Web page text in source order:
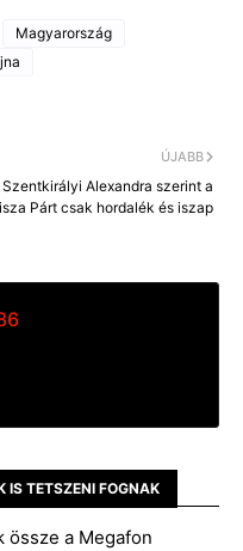
Magyarország
ÚJABB
Szentkirályi Alexandra szerint a
Párt csak hordalék és iszap
IS TETSZENI FOGNAK
össze a Megafon